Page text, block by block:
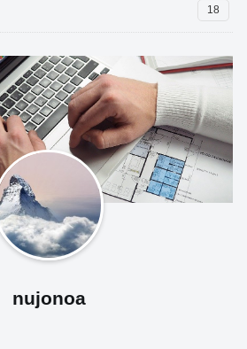
18
nujonoa